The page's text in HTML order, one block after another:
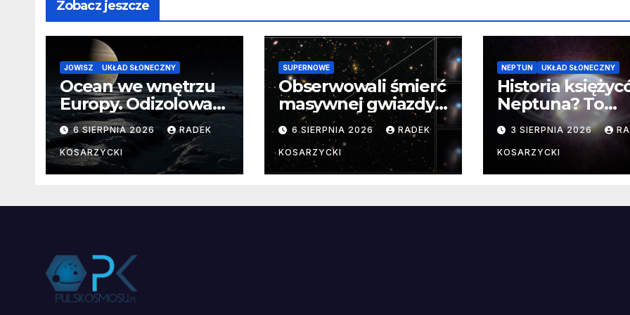
Zobacz jeszcze
JOWISZ UKŁAD SŁONECZNY
Ocean we wnętrzu
Europy. Odizolowani
przez lodową
barierę
6 SIERPNIA 2026 RADEK
KOSARZYCKI
SUPERNOWE
Obserwowali śmierć
masywnej gwiazdy
od samego
początku.
Niezwykle cenne
dane
6 SIERPNIA 2026 RADEK
KOSARZYCKI
NEPTUN UKŁAD SŁONECZNY
Historia
Neptuna? To
skomplikowane
3 SIERPNIA 2026
KOSARZYCKI